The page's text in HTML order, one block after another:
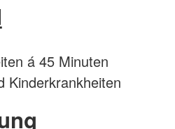
á 45 Minuten
Kinderkrankheiten